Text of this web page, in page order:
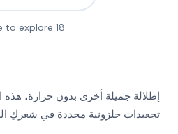
More
More
More
18
إطلالة جميلة أخرى بدون حرارة، هذه
تجعيدات حلزونية محددة في شعركِ